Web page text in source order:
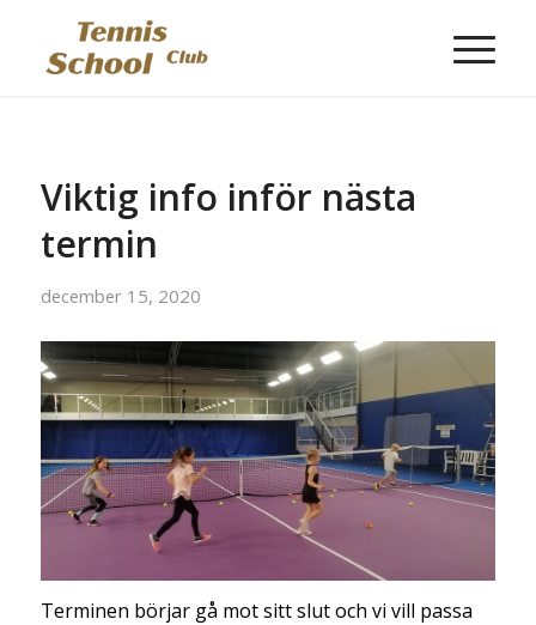
Viktig info inför nästa
termin
december 15, 2020
Terminen börjar gå mot sitt slut och vi vill passa